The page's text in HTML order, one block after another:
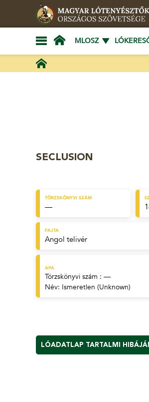
MLOSZ
SECLUSION
TÖRZSKÖNYVI SZÁM
—
FAJTA
Angol telivér
APA
Törzskönyvi szám : —
Név: Ismeretlen (Unknown)
LÓADATLAP TARTALMI